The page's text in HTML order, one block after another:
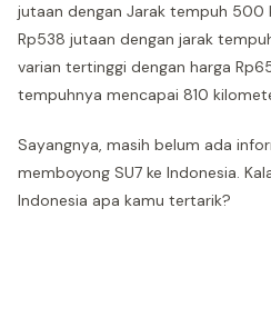
jutaan dengan Jarak tempuh 500
Rp538 jutaan dengan jarak
varian tertinggi dengan harga
tempuhnya mencapai 810
Sayangnya, masih belum ada
memboyong SU7 ke Indonesia.
Indonesia apa kamu tertarik?